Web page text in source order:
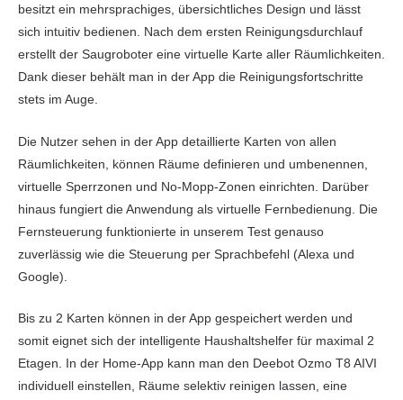
Ja
App-Funktionen
Echtzeit-Verfolgung
Mehrere Karten / Etagen Ja
Selektive Reinigung Ja
Virtuelle Sperren
besitzt ein mehrsprachiges, übersichtliches Design und lässt
sich intuitiv bedienen. Nach dem ersten Reinigungsdurchlauf
erstellt der Saugroboter eine virtuelle Karte aller Räumlichkeiten.
Dank dieser behält man in der App die Reinigungsfortschritte
stets im Auge.
Die Nutzer sehen in der App detaillierte Karten von allen
Räumlichkeiten, können Räume definieren und umbenennen,
virtuelle Sperrzonen und No-Mopp-Zonen einrichten. Darüber
hinaus fungiert die Anwendung als virtuelle Fernbedienung. Die
Fernsteuerung funktionierte in unserem Test genauso
zuverlässig wie die Steuerung per Sprachbefehl (Alexa und
Google).
Bis zu 2 Karten können in der App gespeichert werden und
somit eignet sich der intelligente Haushaltshelfer für maximal 2
Etagen. In der Home-App kann man den Deebot Ozmo T8 AIVI
individuell einstellen, Räume selektiv reinigen lassen, eine